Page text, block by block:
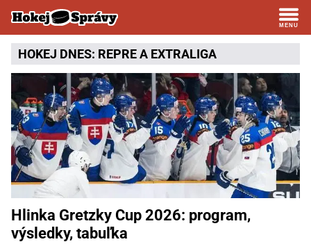
HOKEJ DNES: REPREA EXTRALIGA
Hlinka Gretzky Cup 2026: program,
výsledky, tabuľka